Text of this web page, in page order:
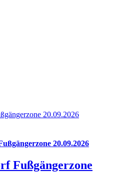
20.09.2026
20.09.2026
Fußgängerzone